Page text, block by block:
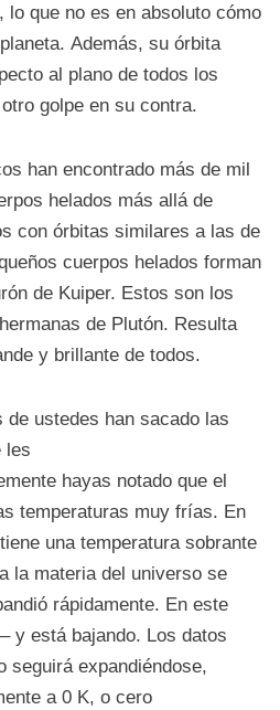
lo que no es en absoluto cómo
Además, su órbita
al plano de todos los
golpe en su contra.
han encontrado más de mil
helados más allá de
con órbitas similares a las de
cuerpos helados forman
de Kuiper. Estos son los
de Plutón. Resulta
y brillante de todos.
de ustedes han sacado las
les
hayas notado que el
temperaturas muy frías. En
una temperatura sobrante
la materia del universo se
rápidamente. En este
y está bajando. Los datos
seguirá expandiéndose,
a 0 K, o cero